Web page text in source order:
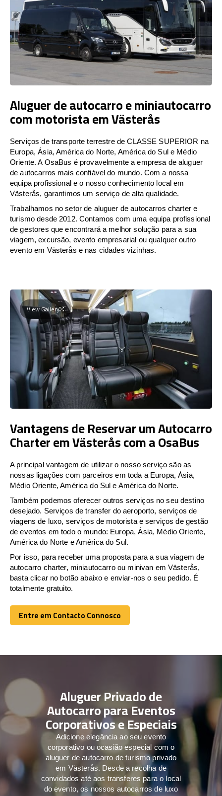
Aluguer de autocarro e miniautocarro
com motorista em Västerås
Serviços de transporte terrestre de CLASSE SUPERIOR na
Europa, Ásia, América do Norte, América do Sul e Médio
Oriente. A OsaBus é provavelmente a empresa de aluguer
de autocarros mais confiável do mundo. Com a nossa
equipa profissional e o nosso conhecimento local em
Västerås, garantimos um serviço de alta qualidade.
Trabalhamos no setor de aluguer de autocarros charter e
turismo desde 2012. Contamos com uma equipa profissional
de gestores que encontrará a melhor solução para a sua
viagem, excursão, evento empresarial ou qualquer outro
evento em Västerås e nas cidades vizinhas.
View Gallery
Vantagens de Reservar um Autocarro
Charter em Västerås com a OsaBus
A principal vantagem de utilizar o nosso serviço são as
nossas ligações com parceiros em toda a Europa, Ásia,
Médio Oriente, América do Sul e América do Norte.
Também podemos oferecer outros serviços no seu destino
desejado. Serviços de transfer do aeroporto, serviços de
viagens de luxo, serviços de motorista e serviços de gestão
de eventos em todo o mundo: Europa, Ásia, Médio Oriente,
América do Norte e América do Sul.
Por isso, para receber uma proposta para a sua viagem de
autocarro charter, miniautocarro ou minivan em Västerås,
basta clicar no botão abaixo e enviar-nos o seu pedido. É
totalmente gratuito.
Entre em Contacto Connosco
Entre em Contacto Connosco
Aluguer Privado de
Autocarro para Eventos
Corporativos e Especiais
Adicione elegância ao seu evento
corporativo ou ocasião especial com o
aluguer de autocarro de turismo privado
em Västerås. Desde a recolha de
convidados até aos transferes para o local
do evento, os nossos autocarros de luxo